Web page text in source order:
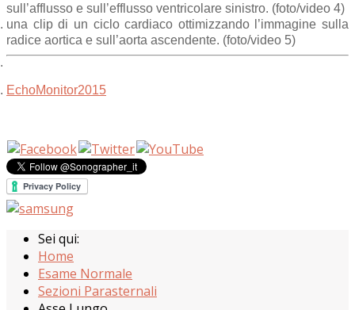
sull’afflusso e sull’efflusso ventricolare sinistro. (foto/video 4)
una clip di un ciclo cardiaco ottimizzando l’immagine sulla
radice aortica e sull’aorta ascendente. (foto/video 5)
EchoMonitor2015
Sei qui:
Home
Esame Normale
Sezioni Parasternali